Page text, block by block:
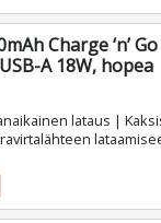
Charge ‘n’
A 18W, hopea
lataus |